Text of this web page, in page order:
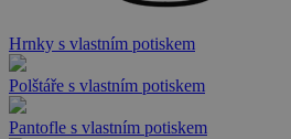
Hrnky s vlastním potiskem
Polštáře s vlastním potiskem
Pantofle s vlastním potiskem